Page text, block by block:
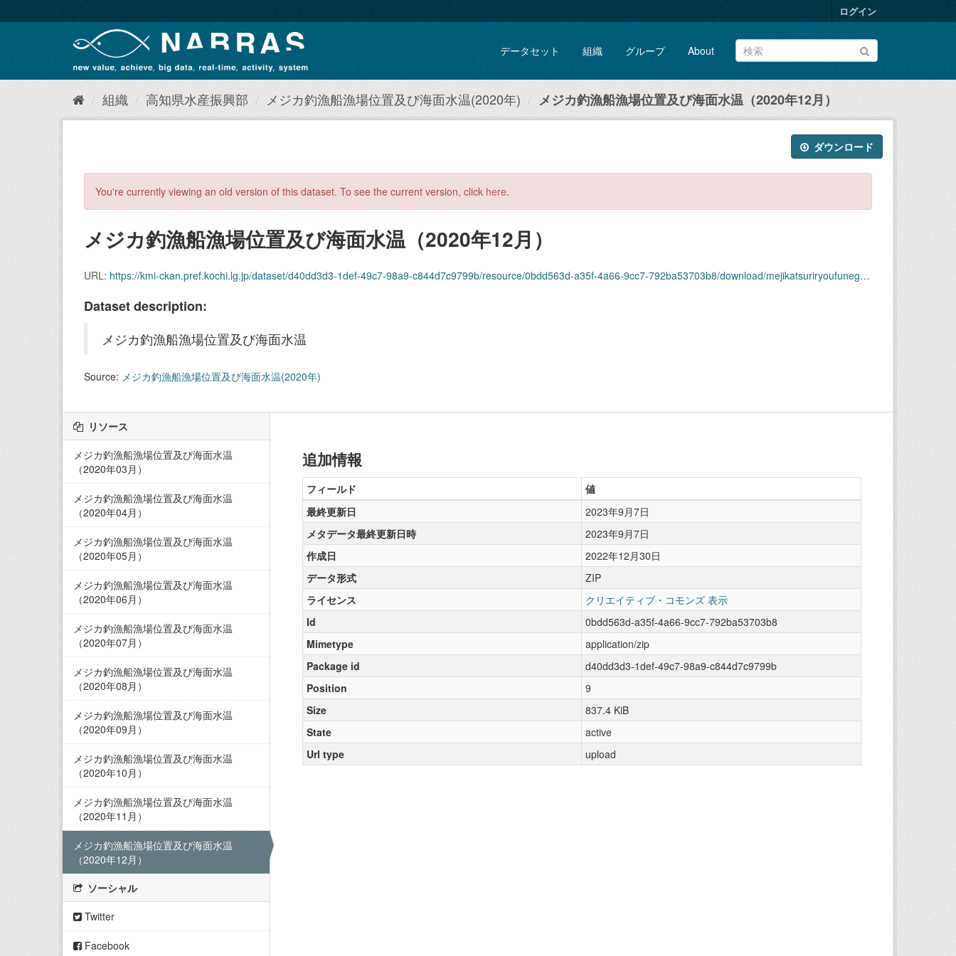
キ
て
ログイン
データセット 組織 グループ About
組織 高知県水産振興部 メジカ釣漁船漁場位置及び海面水温(2020年) メジカ釣漁船漁場位置及び海面水温（2020年12月）
ダウンロード
You're currently viewing an old version of this dataset. To see the current version, click here.
メジカ釣漁船漁場位置及び海面水温（2020年12月）
URL: https://kmi-ckan.pref.kochi.lg.jp/dataset/d40dd3d3-1def-49c7-98a9-c844d7c9799b/resource/0bdd563d-a35f-4a66-9cc7-792ba53703b8/download/mejikatsuriryoufunegyojouichioyobikaimensuion2020-12.zip
Dataset description:
メジカ釣漁船漁場位置及び海面水温
Source: メジカ釣漁船漁場位置及び海面水温(2020年)
リソース
メジカ釣漁船漁場位置及び海面水温
（2020年03月）
メジカ釣漁船漁場位置及び海面水温
（2020年04月）
メジカ釣漁船漁場位置及び海面水温
（2020年05月）
メジカ釣漁船漁場位置及び海面水温
（2020年06月）
メジカ釣漁船漁場位置及び海面水温
（2020年07月）
メジカ釣漁船漁場位置及び海面水温
（2020年08月）
メジカ釣漁船漁場位置及び海面水温
（2020年09月）
メジカ釣漁船漁場位置及び海面水温
（2020年10月）
メジカ釣漁船漁場位置及び海面水温
（2020年11月）
メジカ釣漁船漁場位置及び海面水温
（2020年12月）
ソーシャル
Twitter
Facebook
追加情報
フィールド
値
最終更新日
2023年9月7日
メタデータ最終更新日時
2023年9月7日
作成日
2022年12月30日
データ形式
ZIP
ライセンス
クリエイティブ・コモンズ 表示
Id
0bdd563d-a35f-4a66-9cc7-792ba53703b8
Mimetype
application/zip
Package id
d40dd3d3-1def-49c7-98a9-c844d7c9799b
Position
9
Size
837.4 KiB
State
active
Url type
upload